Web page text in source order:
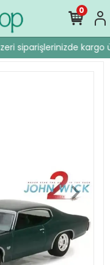
siparişlerinizde kargo
0